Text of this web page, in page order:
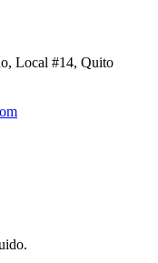
Local #14, Quito